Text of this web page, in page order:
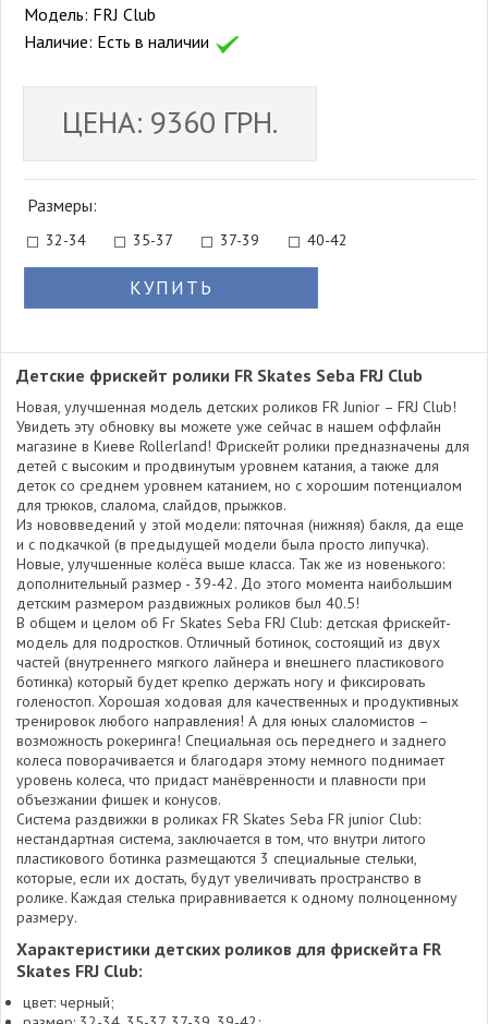
Модель: FRJ Club
Наличие: Есть в наличии
ЦЕНА: 9360 ГРН.
Размеры:
32-34 35-37 37-39 40-42
КУПИТЬ
Детские фрискейт ролики FR Skates Seba FRJ Club
Новая, улучшенная модель детских роликов FR Junior – FRJ Club!
Увидеть эту обновку вы можете уже сейчас в нашем оффлайн
магазине в Киеве Rollerland! Фрискейт ролики предназначены для
детей с высоким и продвинутым уровнем катания, а также для
деток со среднем уровнем катанием, но с хорошим потенциалом
для трюков, слалома, слайдов, прыжков.
Из нововведений у этой модели: пяточная (нижняя) бакля, да еще
и с подкачкой (в предыдущей модели была просто липучка).
Новые, улучшенные колёса выше класса. Так же из новенького:
дополнительный размер - 39-42. До этого момента наибольшим
детским размером раздвижных роликов был 40.5!
В общем и целом об Fr Skates Seba FRJ Club: детская фрискейт-
модель для подростков. Отличный ботинок, состоящий из двух
частей (внутреннего мягкого лайнера и внешнего пластикового
ботинка) который будет крепко держать ногу и фиксировать
голеностоп. Хорошая ходовая для качественных и продуктивных
тренировок любого направления! А для юных слаломистов –
возможность рокеринга! Специальная ось переднего и заднего
колеса поворачивается и благодаря этому немного поднимает
уровень колеса, что придаст манёвренности и плавности при
объезжании фишек и конусов.
Система раздвижки в роликах FR Skates Seba FR junior Club:
нестандартная система, заключается в том, что внутри литого
пластикового ботинка размещаются 3 специальные стельки,
которые, если их достать, будут увеличивать пространство в
ролике. Каждая стелька приравнивается к одному полноценному
размеру.
Характеристики детских роликов для фрискейта FR
Skates FRJ Club:
цвет: черный;